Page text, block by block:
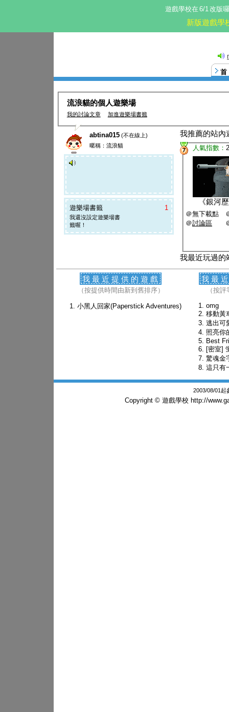
遊戲學校在 6/1改版
新版遊戲學
這
流浪貓的個人遊樂場
我的討論文章 加進遊樂場書籤
abtina015 (不在線上)
暱稱：流浪貓
遊樂場書籤 1
我還沒設定遊樂場書
籤喔！
我推薦的站內
7 人氣指數：
《銀河
＠無下載點
＠討論區
我最近玩過的
我最近提供的遊戲
（按提供時間由新到舊排序）
小黑人回家(Paperstick Adventures)
我最
（按
omg
移動黃
逃出可
照亮你
Best
[密室]
驚魂金
這只有
2003/08/01起
Copyright © 遊戲學校 http://